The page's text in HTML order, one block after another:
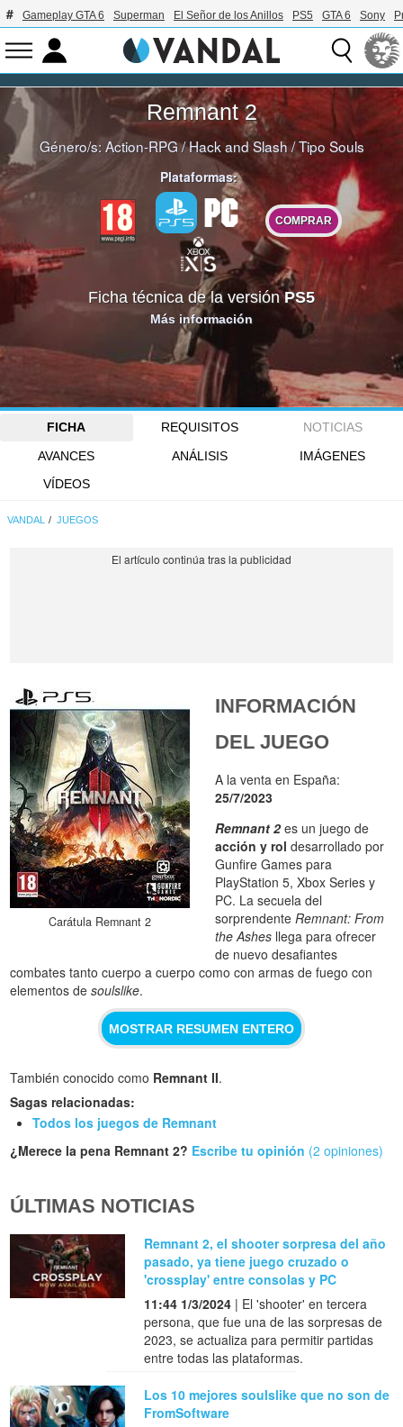
Gameplay GTA 6 Superman El Señor de los Anillos PS5 GTA 6 Sony
Remnant 2
Género/s:Action-RPG/Hack and Slash/Tipo Souls
Plataformas:
COMPRAR
Ficha técnica de la versiónPS5
Más información
FICHA REQUISITOS
NOTICIAS
AVANCES
ANÁLISIS
IMÁGENES
VÍDEOS
VANDAL JUEGOS
Carátula Remnant 2
INFORMACIÓN
DEL JUEGO
A la venta en España:
25/7/2023
Remnant 2es un juego de
acción y rol desarrollado por
Gunfire Games para
PlayStation 5, Xbox Series y
PC. La secuela del
sorprendenteRemnant: From
the Ashes llega para ofrecer
de nuevo desafiantes
combates tanto cuerpo a cuerpo como con armas de fuego con
elementos desoulslike.
MOSTRAR RESUMEN ENTERO
También conocido como Remnant II.
Sagas relacionadas:
Todos los juegos de Remnant
¿Merece la pena Remnant 2? Escribe tu opinión (2 opiniones)
ÚLTIMAS NOTICIAS
Remnant 2, el shooter sorpresa del año
pasado, ya tiene juego cruzado o
'crossplay' entre consolas y PC
11:44 1/3/2024 | El 'shooter' en tercera
persona, que fue una de las sorpresas de
2023, se actualiza para permitir partidas
entre todas las plataformas.
Los 10 mejores soulslike que no son de
FromSoftware